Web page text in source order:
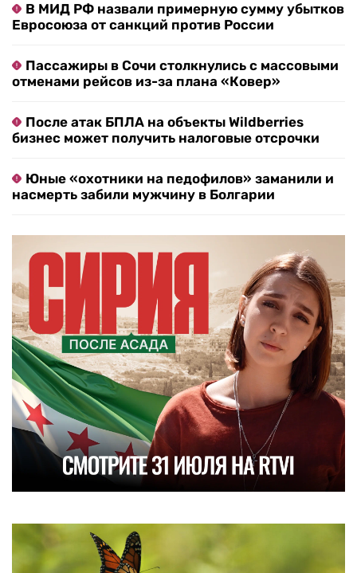
В МИД РФ назвали примерную сумму убытков
Евросоюза от санкций против России
Пассажиры в Сочи столкнулись с массовыми
отменами рейсов из-за плана «Ковер»
После атак БПЛА на объекты Wildberries
бизнес может получить налоговые отсрочки
Юные «охотники на педофилов» заманили и
насмерть забили мужчину в Болгарии